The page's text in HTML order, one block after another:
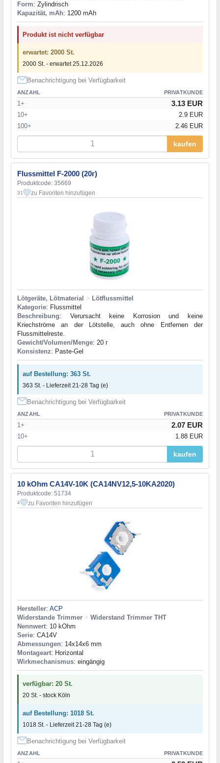
Form: Zylindrisch
Kapazität, mAh: 1200 mAh
Produkt ist nicht verfügbar
erwartet: 2000 St.
2000 St. - erwartet 25.12.2026
Benachrichtigung bei Verfügbarkeit
ANZAHL PRIVATKUNDE
1+ 3.13 EUR
10+
2.9 EUR
100+
2.46 EUR
kaufen
Flussmittel F-2000 (20г)
Produktcode: 35669
31 zu Favoriten hinzufügen
Lötgeräte, Lötmaterial > Lötflussmittel
Kategorie: Flussmittel
Beschreibung: Verursacht keine Korrosion und keine
Kriechströme an der Lötstelle, auch ohne Entfernen der
Flussmittelreste.
Gewicht/Volumen/Menge: 20 г
Konsistenz: Paste-Gel
auf Bestellung: 363 St.
363 St. - Lieferzeit 21-28 Tag (e)
Benachrichtigung bei Verfügbarkeit
ANZAHL PRIVATKUNDE
1+ 2.07 EUR
10+ 1.88 EUR
kaufen
10 kOhm CA14V-10K (CA14NV12,5-10KA2020)
Produktcode: 51734
4 zu Favoriten hinzufügen
Hersteller: ACP
Widerstande Trimmer > Widerstand Trimmer THT
Nennwert: 10 kOhm
Serie: CA14V
Abmessungen: 14x14x6 mm
Montageart: Horizontal
Wirkmechanismus: eingängig
verfügbar: 20 St.
20 St. - stock Köln
auf Bestellung: 1018 St.
1018 St. - Lieferzeit 21-28 Tag (e)
Benachrichtigung bei Verfügbarkeit
ANZAHL PRIVATKUNDE